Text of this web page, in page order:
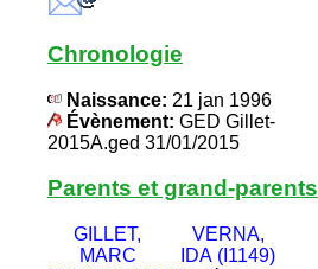
Chronologie
Naissance: 21 jan 1996
Évènement: GED Gillet-
2015A.ged 31/01/2015
Parents et grand-parents
GILLET,
MARC
VERNA,
IDA (I1149)